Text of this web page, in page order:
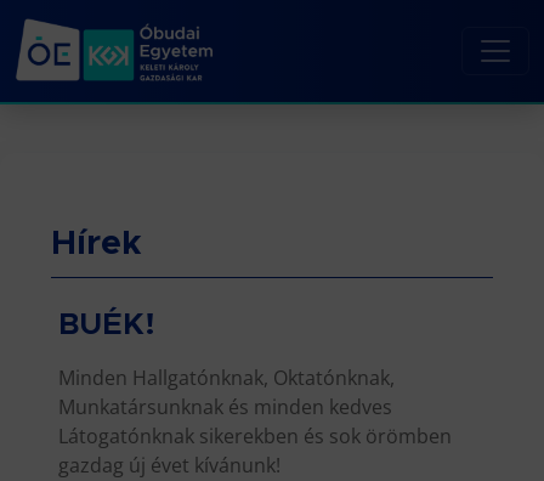
Hírek
BUÉK!
Minden Hallgatónknak, Oktatónknak,
Munkatársunknak és minden kedves
Látogatónknak sikerekben és sok örömben
gazdag új évet kívánunk!